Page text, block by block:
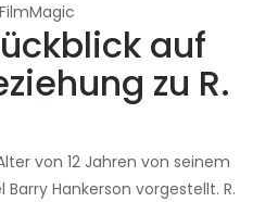
auf
zu R.
von 12 Jahren von seinem
Hankerson vorgestellt. R.